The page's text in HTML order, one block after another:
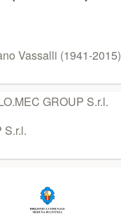
Vassalli (1941-2015)
S.r.l.